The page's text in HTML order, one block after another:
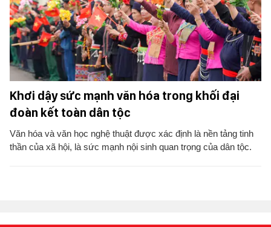
Khơi dậy sức mạnh văn hóa trong khối đại
đoàn kết toàn dân tộc
Văn hóa và văn học nghệ thuật được xác định là nền tảng tinh
thần của xã hội, là sức mạnh nội sinh quan trọng của dân tộc.